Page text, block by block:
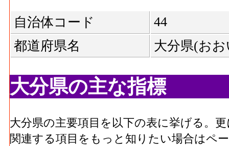
自治体コード
44
都道府県名
大分県(お
大分県の主な指標
大分県の主要項目を以下の表に挙げる。
関連する項目をもっと知りたい場合はペ